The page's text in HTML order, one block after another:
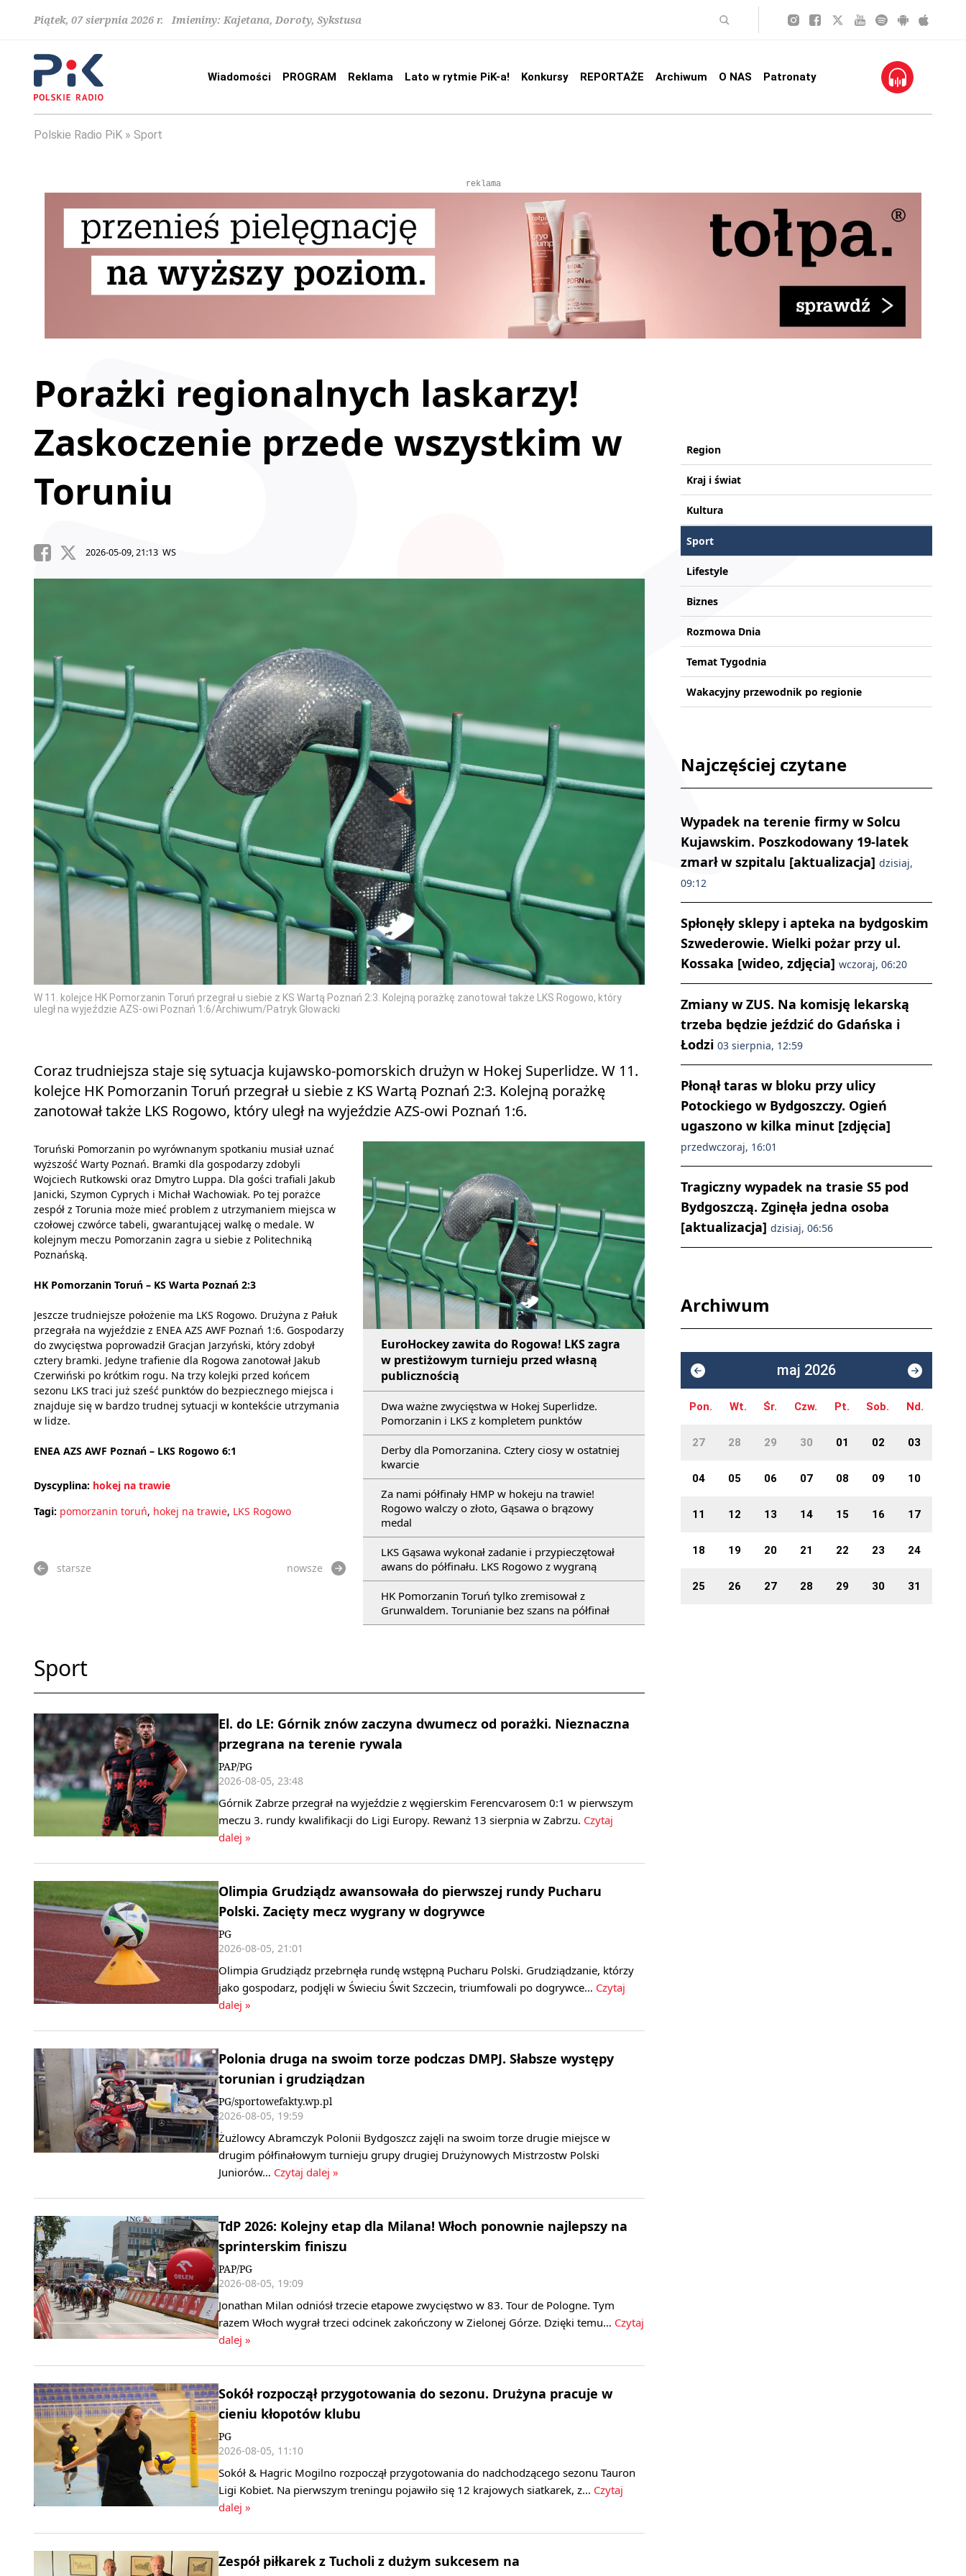
Piątek, 07 sierpnia 2026 r. Imieniny: Kajetana, Doroty, Sykstusa
Wiadomości PROGRAM Reklama Lato w rytmie PiK-a! Konkursy REPORTAŻE Archiwum O NAS Patronaty
Polskie Radio PiK Sport
reklama
Porażki regionalnych laskarzy!
Zaskoczenie przede wszystkim w
Toruniu
2026-05-09, 21:13 WS
W 11. kolejce HK Pomorzanin Toruń przegrał u siebie z KS Wartą Poznań 2:3. Kolejną porażkę zanotował także LKS Rogowo, który
uległ na wyjeździe AZS-owi Poznań 1:6/Archiwum/Patryk Głowacki
Coraz trudniejsza staje się sytuacja kujawsko‑pomorskich drużyn w Hokej Superlidze. W 11.
kolejce HK Pomorzanin Toruń przegrał u siebie z KS Wartą Poznań 2:3. Kolejną porażkę
zanotował także LKS Rogowo, który uległ na wyjeździe AZS-owi Poznań 1:6.
EuroHockey zawita do Rogowa! LKS zagra
w prestiżowym turnieju przed własną
publicznością
Dwa ważne zwycięstwa w Hokej Superlidze.
Pomorzanin i LKS z kompletem punktów
Derby dla Pomorzanina. Cztery ciosy w ostatniej
kwarcie
Za nami półfinały HMP w hokeju na trawie!
Rogowo walczy o złoto, Gąsawa o brązowy
medal
LKS Gąsawa wykonał zadanie i przypieczętował
awans do półfinału. LKS Rogowo z wygraną
HK Pomorzanin Toruń tylko zremisował z
Grunwaldem. Torunianie bez szans na półfinał
Toruński Pomorzanin po wyrównanym spotkaniu musiał uznać
wyższość Warty Poznań. Bramki dla gospodarzy zdobyli
Wojciech Rutkowski oraz Dmytro Luppa. Dla gości trafiali Jakub
Janicki, Szymon Cyprych i Michał Wachowiak. Po tej porażce
zespół z Torunia może mieć problem z utrzymaniem miejsca w
czołowej czwórce tabeli, gwarantującej walkę o medale. W
kolejnym meczu Pomorzanin zagra u siebie z Politechniką
Poznańską.
HK Pomorzanin Toruń – KS Warta Poznań 2:3
Jeszcze trudniejsze położenie ma LKS Rogowo. Drużyna z Pałuk
przegrała na wyjeździe z ENEA AZS AWF Poznań 1:6. Gospodarzy
do zwycięstwa poprowadził Gracjan Jarzyński, który zdobył
cztery bramki. Jedyne trafienie dla Rogowa zanotował Jakub
Czerwiński po krótkim rogu. Na trzy kolejki przed końcem
sezonu LKS traci już sześć punktów do bezpiecznego miejsca i
znajduje się w bardzo trudnej sytuacji w kontekście utrzymania
w lidze.
ENEA AZS AWF Poznań – LKS Rogowo 6:1
Dyscyplina: hokej na trawie
Tagi: pomorzanin toruń, hokej na trawie, LKS Rogowo
starsze nowsze
Sport
El. do LE: Górnik znów zaczyna dwumecz od porażki. Nieznaczna
przegrana na terenie rywala
PAP/PG
2026-08-05, 23:48
Górnik Zabrze przegrał na wyjeździe z węgierskim Ferencvarosem 0:1 w pierwszym
meczu 3. rundy kwalifikacji do Ligi Europy. Rewanż 13 sierpnia w Zabrzu. Czytaj
dalej »
Olimpia Grudziądz awansowała do pierwszej rundy Pucharu
Polski. Zacięty mecz wygrany w dogrywce
PG
2026-08-05, 21:01
Olimpia Grudziądz przebrnęła rundę wstępną Pucharu Polski. Grudziądzanie, którzy
jako gospodarz, podjęli w Świeciu Świt Szczecin, triumfowali po dogrywce… Czytaj
dalej »
Polonia druga na swoim torze podczas DMPJ. Słabsze występy
torunian i grudziądzan
PG/sportowefakty.wp.pl
2026-08-05, 19:59
Żużlowcy Abramczyk Polonii Bydgoszcz zajęli na swoim torze drugie miejsce w
drugim półfinałowym turnieju grupy drugiej Drużynowych Mistrzostw Polski
Juniorów… Czytaj dalej »
TdP 2026: Kolejny etap dla Milana! Włoch ponownie najlepszy na
sprinterskim finiszu
PAP/PG
2026-08-05, 19:09
Jonathan Milan odniósł trzecie etapowe zwycięstwo w 83. Tour de Pologne. Tym
razem Włoch wygrał trzeci odcinek zakończony w Zielonej Górze. Dzięki temu… Czytaj
dalej »
Sokół rozpoczął przygotowania do sezonu. Drużyna pracuje w
cieniu kłopotów klubu
PG
2026-08-05, 11:10
Sokół & Hagric Mogilno rozpoczął przygotowania do nadchodzącego sezonu Tauron
Ligi Kobiet. Na pierwszym treningu pojawiło się 12 krajowych siatkarek, z… Czytaj
dalej »
Zespół piłkarek z Tucholi z dużym sukcesem na
Region
Kraj i świat
Kultura
Sport
Lifestyle
Biznes
Rozmowa Dnia
Temat Tygodnia
Wakacyjny przewodnik po regionie
Najczęściej czytane
Wypadek na terenie firmy w Solcu
Kujawskim. Poszkodowany 19-latek
zmarł w szpitalu [aktualizacja] dzisiaj,
09:12
Spłonęły sklepy i apteka na bydgoskim
Szwederowie. Wielki pożar przy ul.
Kossaka [wideo, zdjęcia] wczoraj, 06:20
Zmiany w ZUS. Na komisję lekarską
trzeba będzie jeździć do Gdańska i
Łodzi 03 sierpnia, 12:59
Płonął taras w bloku przy ulicy
Potockiego w Bydgoszczy. Ogień
ugaszono w kilka minut [zdjęcia]
przedwczoraj, 16:01
Tragiczny wypadek na trasie S5 pod
Bydgoszczą. Zginęła jedna osoba
[aktualizacja] dzisiaj, 06:56
Archiwum
maj 2026
Pon. Wt. Śr. Czw. Pt. Sob. Nd.
27 28 29 30 01 02 03
04 05 06 07 08 09 10
11 12 13 14 15 16 17
18 19 20 21 22 23 24
25 26 27 28 29 30 31